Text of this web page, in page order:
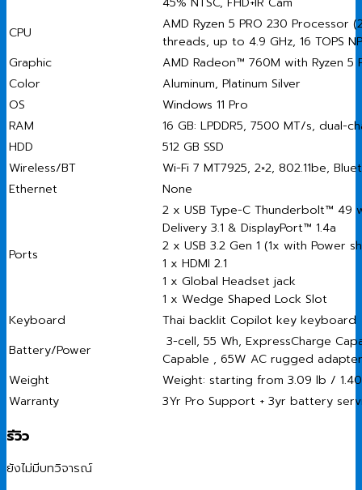
CPU
AMD Ryzen 5 PRO 230 Processor
threads, up to 4.9 GHz, 16 TOPS
Graphic
AMD Radeon™ 760M with Ryzen 5
Color
Aluminum, Platinum Silver
OS
Windows 11 Pro
RAM
16 GB: LPDDR5, 7500 MT/s, dual-
HDD
512 GB SSD
Wireless/BT
Wi-Fi 7 MT7925, 2×2, 802.11be,
Ethernet
None
Ports
2 x USB Type-C Thunderbolt™ 49
Delivery 3.1 & DisplayPort™ 1.4a
2 x USB 3.2 Gen 1 (1x with Power
1 x HDMI 2.1
1 x Global Headset jack
1 x Wedge Shaped Lock Slot
Keyboard
Thai backlit Copilot key keyboard
Battery/Power
3-cell, 55 Wh, ExpressCharge
Capable , 65W AC rugged
Weight
Weight: starting from 3.09 lb /
Warranty
3Yr Pro Support + 3yr battery
รีวิว
ยังไม่มีบทวิจารณ์